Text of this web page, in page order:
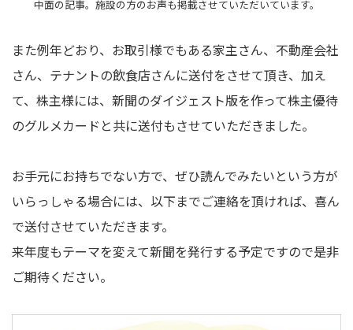
中面の記事。施設の方のお声も掲載させていただいています。
また例年どおり、お取引様でもある家主さん、不動産会社
さん、テナントの飲食店さんに送付をさせて頂き、加え
て、株主様には、新聞のダイジェスト版を作って株主優待
のグルメカードと共に送付もさせていただきました。
お手元にお持ちでない方で、ぜひ読んでみたいという方が
いらっしゃる場合には、以下までご連絡を頂ければ、喜ん
で送付させていただきます。
来年度もテーマを変えて新聞を発行する予定ですので是非
ご期待ください。